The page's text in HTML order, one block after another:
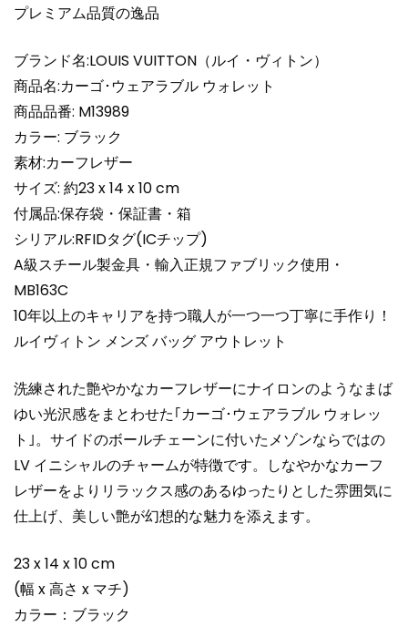
メ
ズ
シ
ョ
ル
ダ
ー
バ
ッ
グ
人
気
Louis
Vuitton
個
プレミアム品質の逸品
ブランド名:LOUIS VUITTON（ルイ・ヴィトン）
商品名:カーゴ･ウェアラブル ウォレット
商品品番: M13989
カラー: ブラック
素材:カーフレザー
サイズ: 約23 x 14 x 10 cm
付属品:保存袋・保証書・箱
シリアル:RFIDタグ(ICチップ)
A級スチール製金具・輸入正規ファブリック使用・
MB163C
10年以上のキャリアを持つ職人が一つ一つ丁寧に手作り！
ルイヴィトン メンズ バッグ アウトレット
洗練された艶やかなカーフレザーにナイロンのようなまば
ゆい光沢感をまとわせた｢カーゴ･ウェアラブル ウォレッ
ト｣。サイドのボールチェーンに付いたメゾンならではの
LV イニシャルのチャームが特徴です。しなやかなカーフ
レザーをよりリラックス感のあるゆったりとした雰囲気に
仕上げ、美しい艶が幻想的な魅力を添えます。
23 x 14 x 10 cm
(幅 x 高さ x マチ)
カラー：ブラック